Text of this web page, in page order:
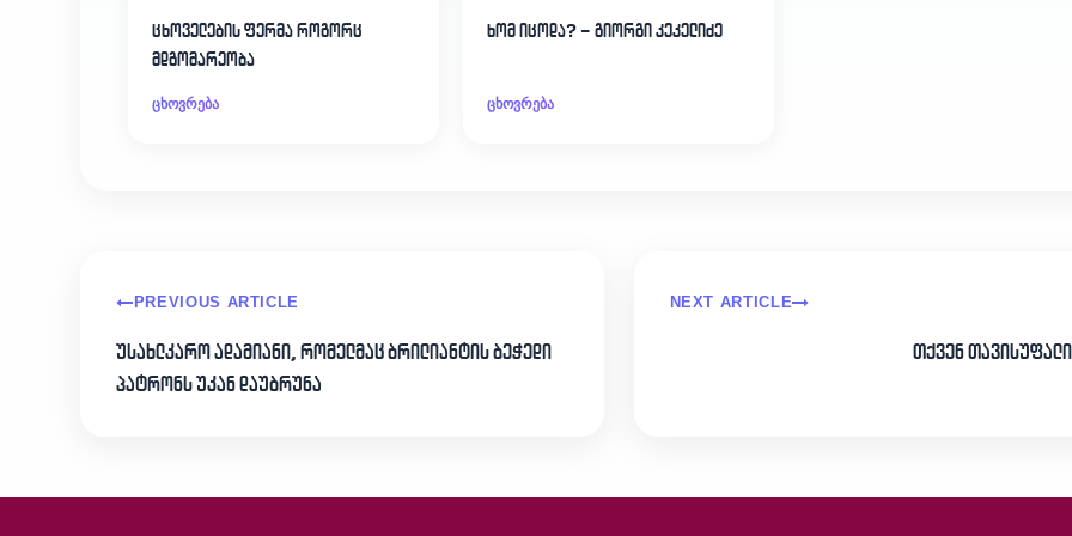
ცხოველების ფერმა როგორც
მდგომარეობა
ცხოვრება
ხომ იცოდა? – გიორგი კეკელიძე
ცხოვრება
PREVIOUS ARTICLE
უსახლკარო ადამიანი, რომელმაც ბრილიანტის ბეჭედი
პატრონს უკან დაუბრუნა
NEXT ARTICLE
თქვენ